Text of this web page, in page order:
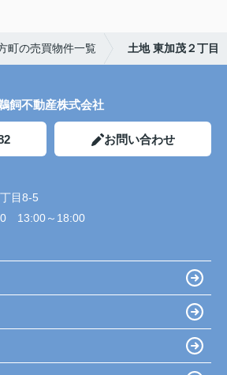
町の売買物件一覧 土地 東加茂２丁目
飼不動産株式会社
お問い合わせ
目8-5
13:00～18:00